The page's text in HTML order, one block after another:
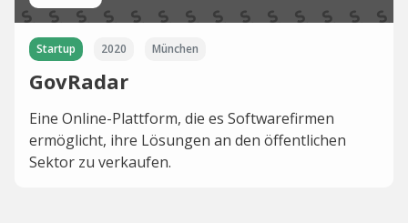
Startup 2020 München
GovRadar
Eine Online-Plattform, die es Softwarefirmen
ermöglicht, ihre Lösungen an den öffentlichen
Sektor zu verkaufen.